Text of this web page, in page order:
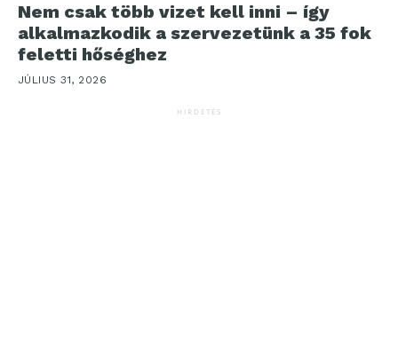
Nem csak több vizet kell inni – így
alkalmazkodik a szervezetünk a 35 fok
feletti hőséghez
JÚLIUS 31, 2026
HIRDETÉS